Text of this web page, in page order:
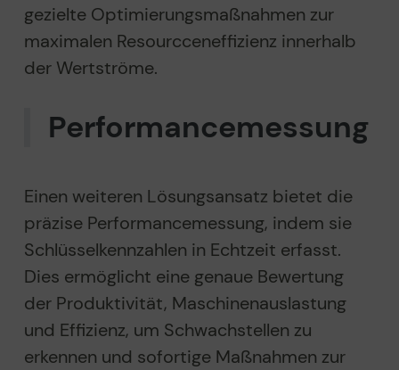
gezielte Optimierungsmaßnahmen zur
maximalen Resourcceneffizienz innerhalb
der Wertströme.
Performance­messung
Einen weiteren Lösungsansatz bietet die
präzise Performancemessung, indem sie
Schlüsselkennzahlen in Echtzeit erfasst.
Dies ermöglicht eine genaue Bewertung
der Produktivität, Maschinenauslastung
und Effizienz, um Schwachstellen zu
erkennen und sofortige Maßnahmen zur